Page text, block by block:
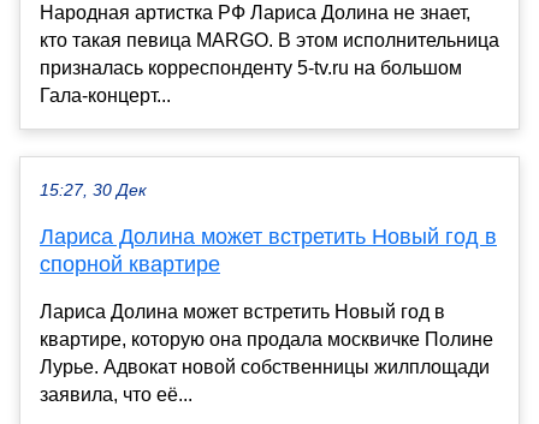
Народная артистка РФ Лариса Долина не знает,
кто такая певица MARGO. В этом исполнительница
призналась корреспонденту 5-tv.ru на большом
Гала-концерт...
15:27, 30 Дек
Лариса Долина может встретить Новый год в
спорной квартире
Лариса Долина может встретить Новый год в
квартире, которую она продала москвичке Полине
Лурье. Адвокат новой собственницы жилплощади
заявила, что её...